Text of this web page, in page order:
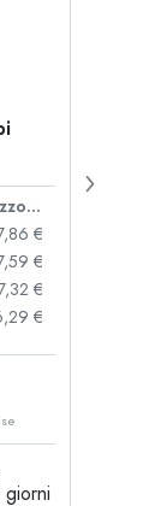
Prezzo cad.
€
€
€
€